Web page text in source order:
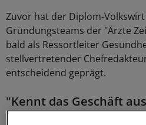
Zuvor hat der Diplom-
Gründungsteams der "Ärzte
bald als Ressortleiter
stellvertretender
entscheidend geprägt.
"Kennt das Geschäft